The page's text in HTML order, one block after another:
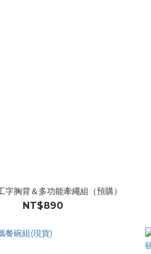
字胸背＆多功能牽繩組（預購）
NT$890